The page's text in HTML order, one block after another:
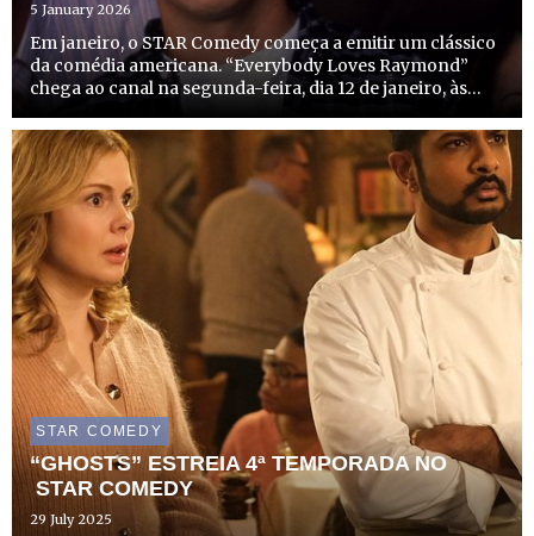
5 January 2026
Em janeiro, o STAR Comedy começa a emitir um clássico
da comédia americana. “Everybody Loves Raymond”
chega ao canal na segunda-feira, dia 12 de janeiro, às
o quotidiano hilariante de Ray Barone (Ray Romano), um
jorna...
STAR COMEDY
“GHOSTS” ESTREIA 4ª TEMPORADA NO
STAR COMEDY
29 July 2025